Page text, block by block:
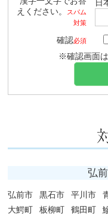
えください。
スパム
対策
日
確認必須
※確認画面は
弘
弘前市 黒石市 平川市
大鰐町
板柳町 鶴田町